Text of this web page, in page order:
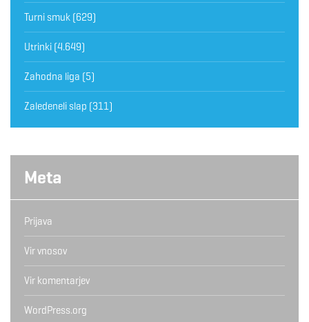
Turni smuk (629)
Utrinki (4.649)
Zahodna liga (5)
Zaledeneli slap (311)
Meta
Prijava
Vir vnosov
Vir komentarjev
WordPress.org